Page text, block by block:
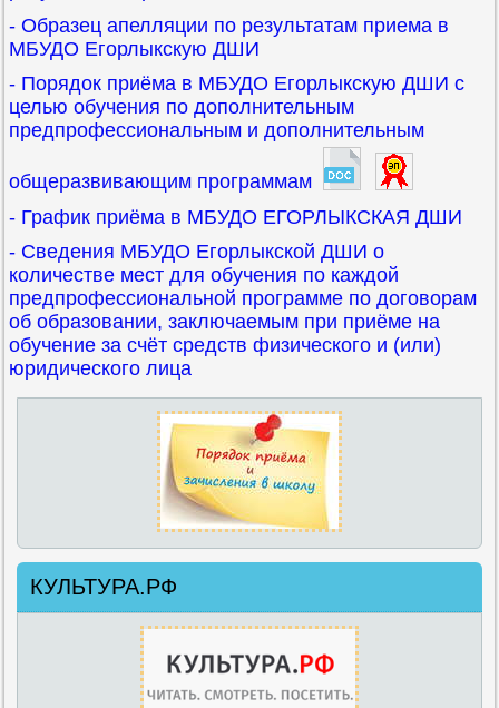
- Образец апелляции по результатам приема в
МБУДО Егорлыкскую ДШИ
- Порядок приёма в МБУДО Егорлыкскую ДШИ с
целью обучения по дополнительным
предпрофессиональным и дополнительным
общеразвивающим программам
- График приёма в МБУДО ЕГОРЛЫКСКАЯ ДШИ
- Сведения МБУДО Егорлыкской ДШИ о
количестве мест для обучения по каждой
предпрофессиональной программе по договорам
об образовании, заключаемым при приёме на
обучение за счёт средств физического и (или)
юридического лица
КУЛЬТУРА.РФ